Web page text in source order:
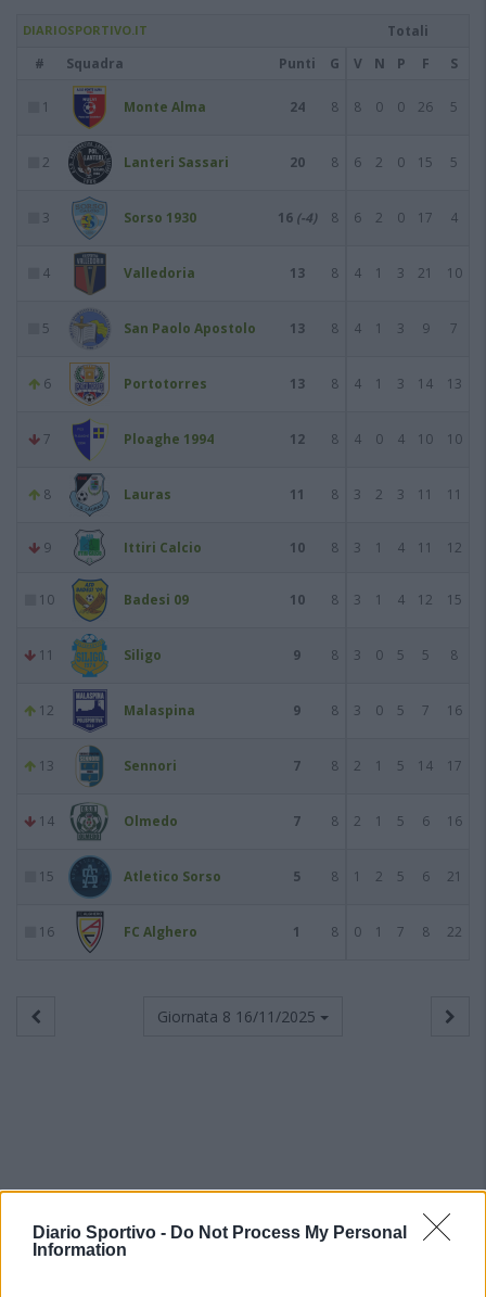
Diario Sportivo - Do Not Process My Personal
Information
DIARIOSPORTIVO.IT
Totali
#
Squadra Punti G V N P F S
1 Monte Alma 24 8 8 0 0 26 5
2 Lanteri Sassari 20 8 6 2 0 15 5
3 Sorso 1930 16 (-4) 8 6 2 0 17 4
4 Valledoria 13 8 4 1 3 21 10
5 San Paolo Apostolo 13 8 4 1 3 9 7
6 Portotorres 13 8 4 1 3 14 13
7 Ploaghe 1994 12 8 4 0 4 10 10
8 Lauras 11 8 3 2 3 11 11
9 Ittiri Calcio 10 8 3 1 4 11 12
10 Badesi 09 10 8 3 1 4 12 15
11 Siligo 9 8 3 0 5 5 8
12 Malaspina 9 8 3 0 5 7 16
13 Sennori 7 8 2 1 5 14 17
14 Olmedo 7 8 2 1 5 6 16
15 Atletico Sorso 5 8 1 2 5 6 21
16 FC Alghero 1 8 0 1 7 8 22
Giornata 8 16/11/2025